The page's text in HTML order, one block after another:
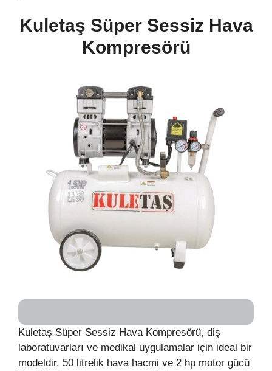
Kuletaş Süper Sessiz Hava
Kompresörü
Kuletaş Süper Sessiz Hava Kompresörü, diş
laboratuvarları ve medikal uygulamalar için ideal bir
modeldir. 50 litrelik hava hacmi ve 2 hp motor gücü